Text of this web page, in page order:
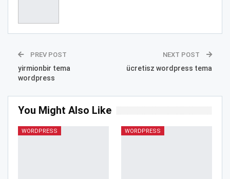
PREV POST
yirmionbir tema
wordpress
NEXT POST
ücretisz wordpress tema
You Might Also Like
WORDPRESS WORDPRESS